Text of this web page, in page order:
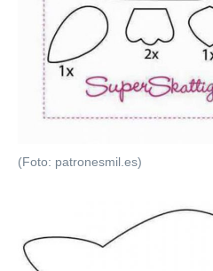
(Foto: patronesmil.es)